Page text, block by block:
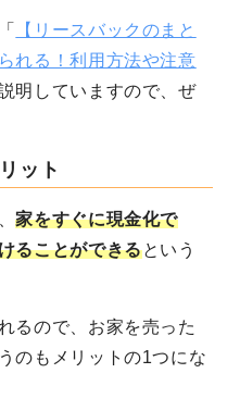
【リースバックのまと
れる！利用方法や注意
明していますので、ぜ
ット
家をすぐに現金化で
ることができるという
るので、お家を売った
のもメリットの1つにな